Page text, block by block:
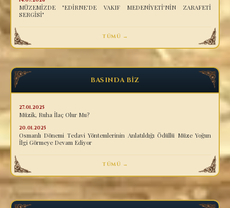
MÜZEMİZDE "EDİRNE'DE VAKIF MEDENİYETİ'NİN ZARAFETİ
SERGİSİ"
TÜMÜ →
BASINDA BİZ
27.01.2025
Müzik, Ruha İlaç Olur Mu?
20.01.2025
Osmanlı Dönemi Tedavi Yöntemlerinin Anlatıldığı Ödüllü Müze Yoğun
İlgi Görmeye Devam Ediyor
TÜMÜ →